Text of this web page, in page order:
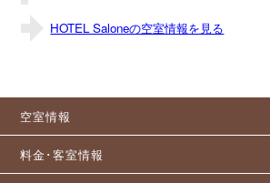
HOTEL Saloneの空室情報を見る
空室情報
料金･客室情報